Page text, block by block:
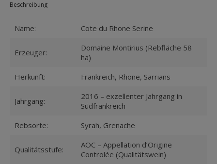
WEIN-ABO
FRAGEBOGEN
PHILOSOPHIE
Beschreibung
Name: Cote du Rhone Serine
Erzeuger:
Domaine Montirius (Rebfläche 58
ha)
Herkunft:
Frankreich, Rhone, Sarrians
Jahrgang:
2016 – exzellenter Jahrgang in
Südfrankreich
Rebsorte:
Syrah, Grenache
Qualitätsstufe:
AOC – Appellation d’Origine
Controlée (Qualitätswein)